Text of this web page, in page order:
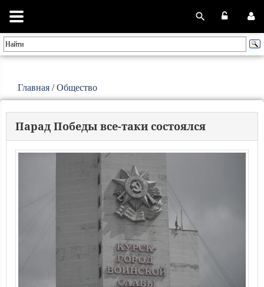
Главная /Общество
Парад Победы все-таки состоялся